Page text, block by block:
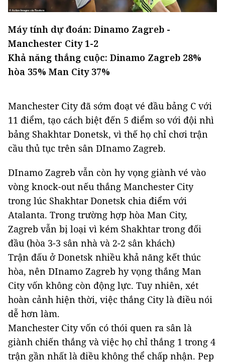
Máy tính dự đoán: Dinamo Zagreb -
Manchester City 1-2
Khả năng thắng cuộc: Dinamo Zagreb 28%
hòa 35% Man City 37%
Manchester City đã sớm đoạt vé đầu bảng C với
11 điểm, tạo cách biệt đến 5 điểm so với đội nhì
bảng Shakhtar Donetsk, vì thế họ chỉ chơi trận
cầu thủ tục trên sân DInamo Zagreb.
DInamo Zagreb vẫn còn hy vọng giành vé vào
vòng knock-out nếu thắng Manchester City
trong lúc Shakhtar Donetsk chia điểm với
Atalanta. Trong trường hợp hòa Man City,
Zagreb vẫn bị loại vì kém Shakhtar trong đối
đầu (hòa 3-3 sân nhà và 2-2 sân khách)
Trận đấu ở Donetsk nhiều khả năng kết thúc
hòa, nên DInamo Zagreb hy vọng thắng Man
City vốn không còn động lực. Tuy nhiên, xét
hoàn cảnh hiện thời, việc thắng City là điều nói
dễ hơn làm.
Manchester City vốn có thói quen ra sân là
giành chiến thắng và việc họ chỉ thắng 1 trong 4
trận gần nhất là điều không thể chấp nhận. Pep